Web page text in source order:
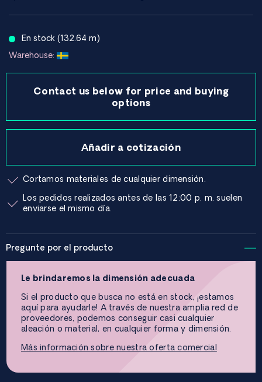
En stock (132.64 m)
Warehouse:
Contact us below for price and buying
options
Añadir a cotización
Cortamos materiales de cualquier dimensión.
Los pedidos realizados antes de las 12:00 p. m. suelen
enviarse el mismo día.
Pregunte por el producto
Le brindaremos la dimensión adecuada
Si el producto que busca no está en stock, ¡estamos
aquí para ayudarle! A través de nuestra amplia red de
proveedores, podemos conseguir casi cualquier
aleación o material, en cualquier forma y dimensión.
Más información sobre nuestra oferta comercial